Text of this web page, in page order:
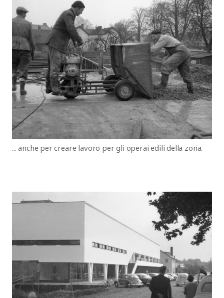
... anche per creare lavoro per gli operai edili della zona.